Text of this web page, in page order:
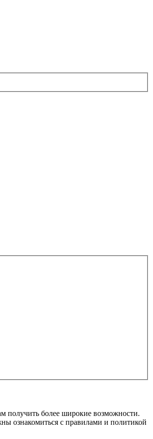
получить более широкие возможности.
ознакомиться с правилами и политикой